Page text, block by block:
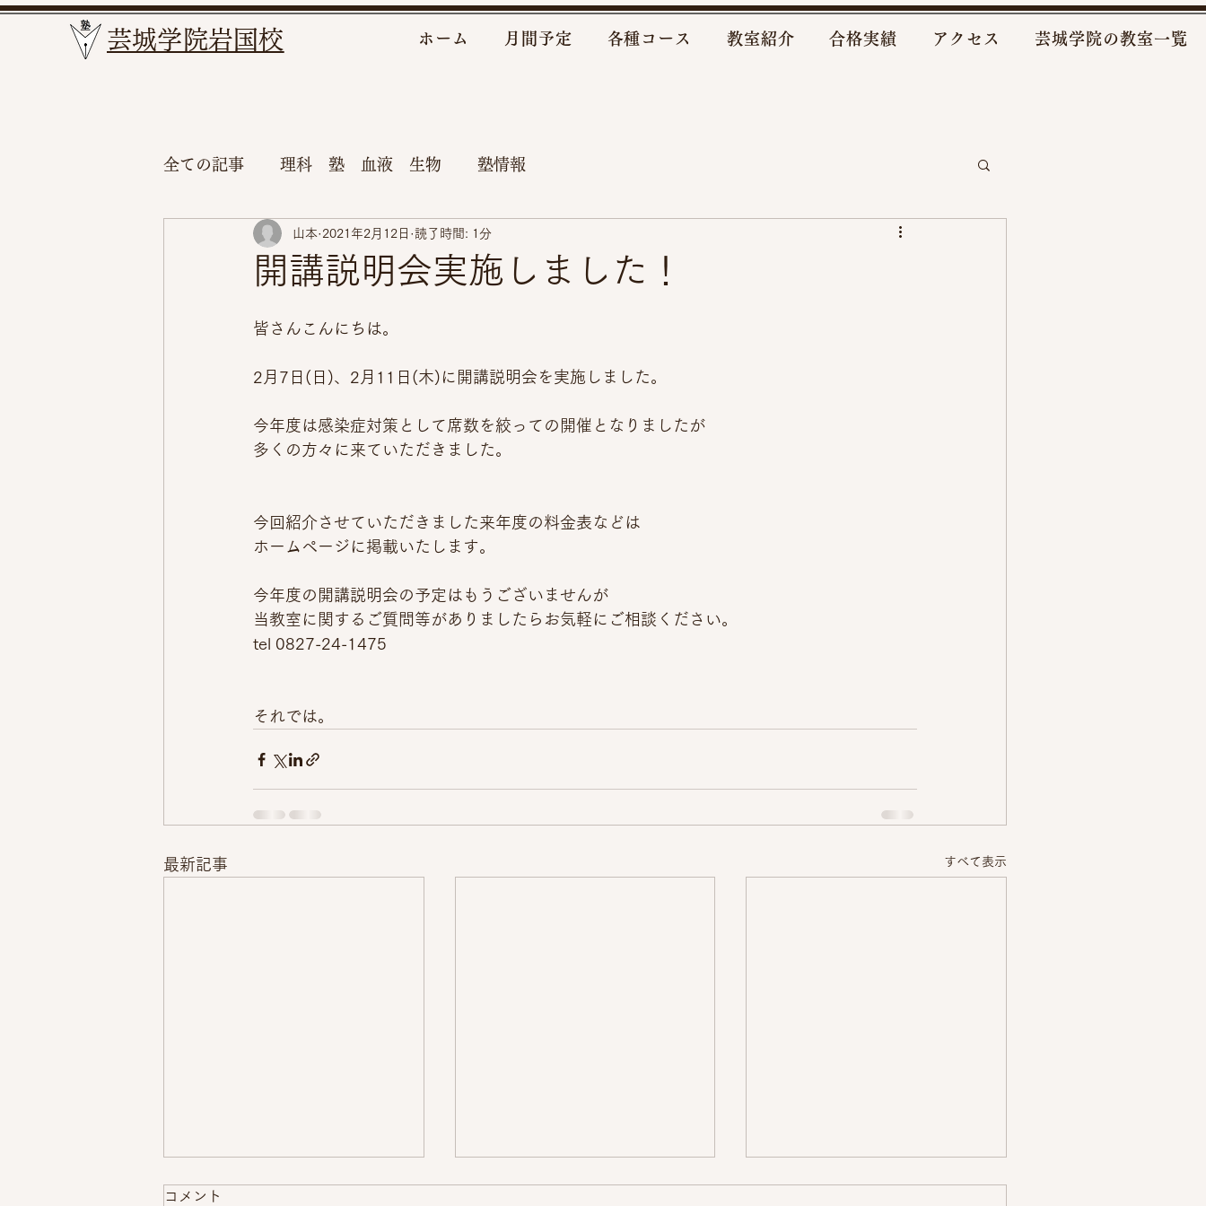
​芸城学院岩国校 ホーム 月間予定 各種コース 教室紹介 合格実績 アクセス 芸城学院の教室一覧
全ての記事 理科 塾 血液 生物 塾情報
開講説明会実施しました！
山本 2021年2月12日 読了時間: 1分
皆さんこんにちは。
2月7日(日)、2月11日(木)に開講説明会を実施しました。
今年度は感染症対策として席数を絞っての開催となりましたが
多くの方々に来ていただきました。
今回紹介させていただきました来年度の料金表などは
ホームページに掲載いたします。
今年度の開講説明会の予定はもうございませんが
当教室に関するご質問等がありましたらお気軽にご相談ください。
tel 0827-24-1475
それでは。
最新記事 すべて表示
コメント